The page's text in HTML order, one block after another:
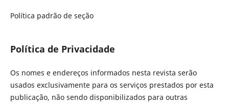
Política padrão de seção
Política de Privacidade
Os nomes e endereços informados nesta revista serão
usados exclusivamente para os serviços prestados por esta
publicação, não sendo disponibilizados para outras